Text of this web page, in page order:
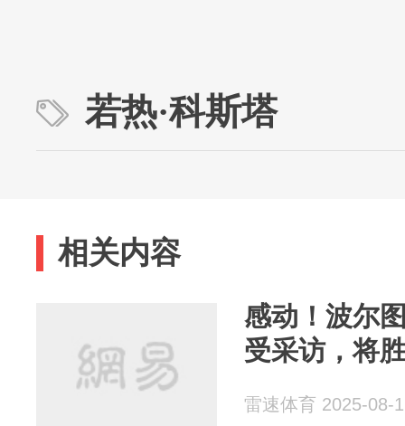
若热·科斯塔
相关内容
感动！波尔
受采访，将
雷速体育 2025-08-